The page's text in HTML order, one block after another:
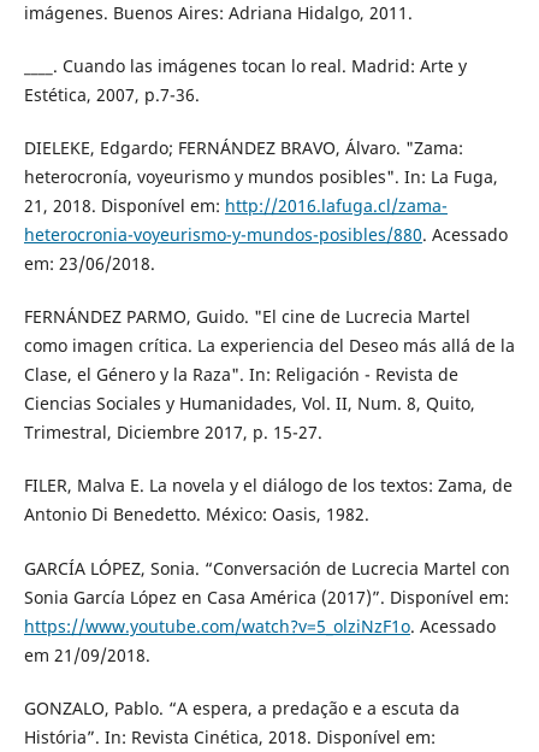
imágenes. Buenos Aires: Adriana Hidalgo, 2011.
____. Cuando las imágenes tocan lo real. Madrid: Arte y
Estética, 2007, p.7-36.
DIELEKE, Edgardo; FERNÁNDEZ BRAVO, Álvaro. "Zama:
heterocronía, voyeurismo y mundos posibles". In: La Fuga,
21, 2018. Disponível em: http://2016.lafuga.cl/zama-
heterocronia-voyeurismo-y-mundos-posibles/880. Acessado
em: 23/06/2018.
FERNÁNDEZ PARMO, Guido. "El cine de Lucrecia Martel
como imagen crítica. La experiencia del Deseo más allá de la
Clase, el Género y la Raza". In: Religación - Revista de
Ciencias Sociales y Humanidades, Vol. II, Num. 8, Quito,
Trimestral, Diciembre 2017, p. 15-27.
FILER, Malva E. La novela y el diálogo de los textos: Zama, de
Antonio Di Benedetto. México: Oasis, 1982.
GARCÍA LÓPEZ, Sonia. “Conversación de Lucrecia Martel con
Sonia García López en Casa América (2017)”. Disponível em:
https://www.youtube.com/watch?v=5_olziNzF1o. Acessado
em 21/09/2018.
GONZALO, Pablo. “A espera, a predação e a escuta da
História”. In: Revista Cinética, 2018. Disponível em: